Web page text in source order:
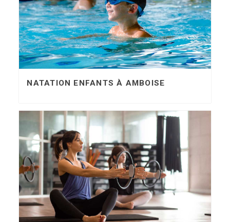
NATATION ENFANTS À AMBOISE